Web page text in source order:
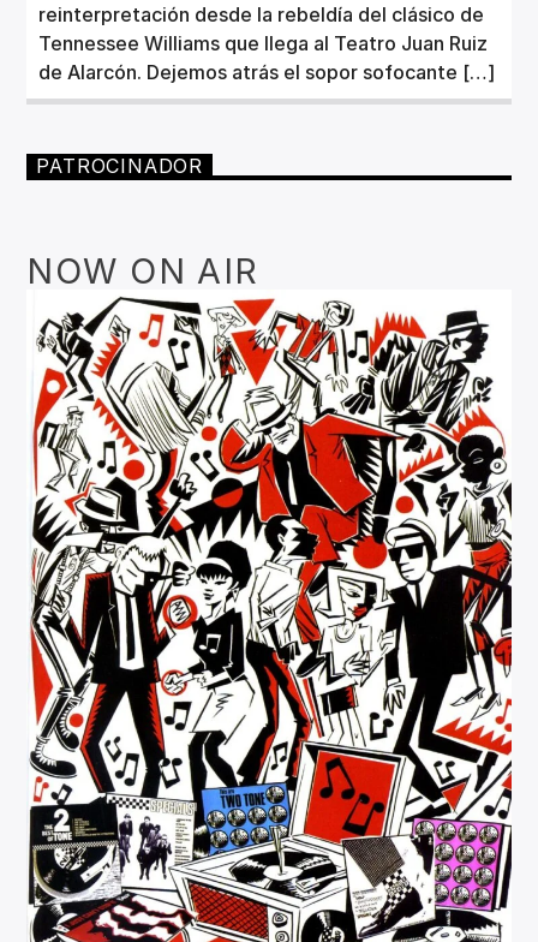
reinterpretación desde la rebeldía del clásico de
Tennessee Williams que llega al Teatro Juan Ruiz
de Alarcón. Dejemos atrás el sopor sofocante […]
PATROCINADOR
NOW ON AIR